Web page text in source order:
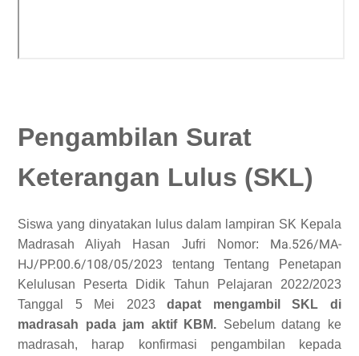
Pengambilan Surat
Keterangan Lulus (SKL)
Siswa yang dinyatakan lulus dalam lampiran SK Kepala
Madrasah Aliyah Hasan Jufri Nomor: Ma.526/MA-
HJ/PP.00.6/108/05/2023 tentangTentang Penetapan
Kelulusan Peserta Didik Tahun Pelajaran 2022/2023
Tanggal 5 Mei 2023dapat mengambil SKL di
madrasah pada jam aktif KBM. Sebelum datang ke
madrasah, harap konfirmasi pengambilan kepada